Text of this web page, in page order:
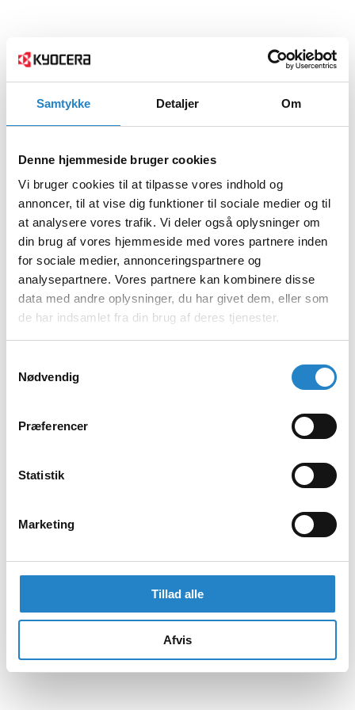
Samtykke Detaljer Om
Denne hjemmeside bruger cookies
Vi bruger cookies til at tilpasse vores indhold og
annoncer, til at vise dig funktioner til sociale medier og til
at analysere vores trafik. Vi deler også oplysninger om
din brug af vores hjemmeside med vores partnere inden
for sociale medier, annonceringspartnere og
analysepartnere. Vores partnere kan kombinere disse
data med andre oplysninger, du har givet dem, eller som
de har indsamlet fra din brug af deres tjenester.
Nødvendig
Præferencer
Statistik
Marketing
Tillad alle
Afvis